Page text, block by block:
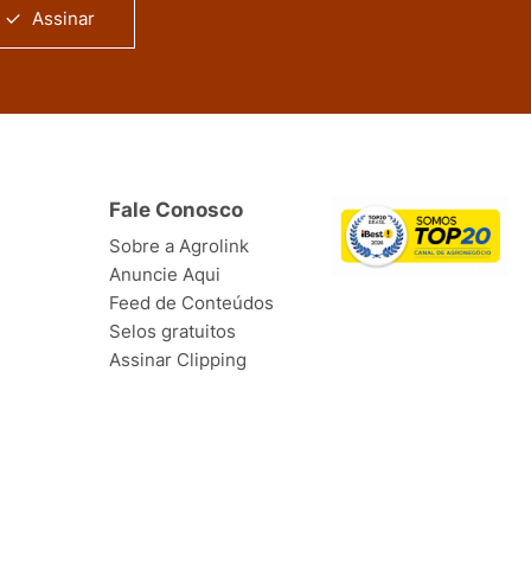
Assinar
Fale Conosco
Sobre a Agrolink
Anuncie Aqui
Feed de Conteúdos
Selos gratuitos
Assinar Clipping